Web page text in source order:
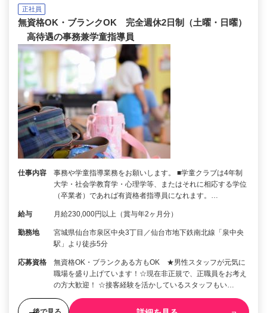
正社員
無資格OK・ブランクOK 完全週休2日制（土曜・日曜）
高待遇の事務兼学童指導員
仕事内容
事務や学童指導業務をお願いします。 ■学童クラブは4年制
大学・社会学教育学・心理学等、またはそれに相応する学位
（卒業者）であれば有資格者指導員になれます。…
給与 月給230,000円以上（賞与年2ヶ月分）
勤務地
宮城県仙台市泉区中央3丁目／仙台市地下鉄南北線「泉中央
駅」より徒歩5分
応募資格
無資格OK・ブランクある方もOK ★男性スタッフが元気に
職場を盛り上げています！☆現在非正規で、正職員をお考え
の方大歓迎！ ☆接客経験を活かしているスタッフもい…